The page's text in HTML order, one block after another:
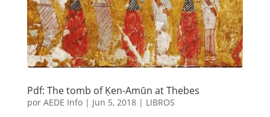
Pdf: The tomb of Ḳen-Amūn at Thebes
por AEDE Info| Jun 5, 2018| LIBROS